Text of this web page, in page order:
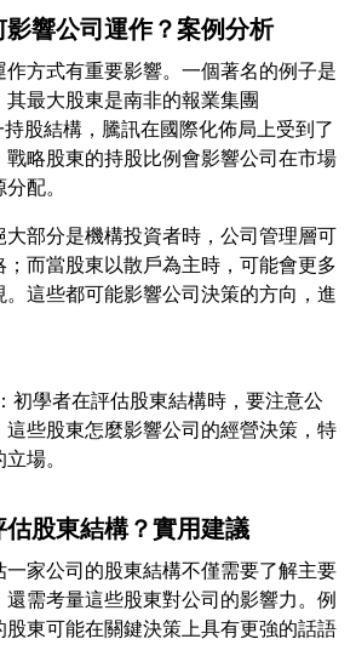
響公司運作？案例分析
方式有重要影響。一個著名的例子是
最大股東是南非的報業集團
股結構，騰訊在國際化佈局上受到了
略股東的持股比例會影響公司在市場
部分是機構投資者時，公司管理層可
而當股東以散戶為主時，可能會更多
這些都可能影響公司決策的方向，進
學者在評估股東結構時，要注意公
些股東怎麼影響公司的經營決策，特
股東結構？實用建議
家公司的股東結構不僅需要了解主要
需考量這些股東對公司的影響力。例
東可能在關鍵決策上具有更強的話語